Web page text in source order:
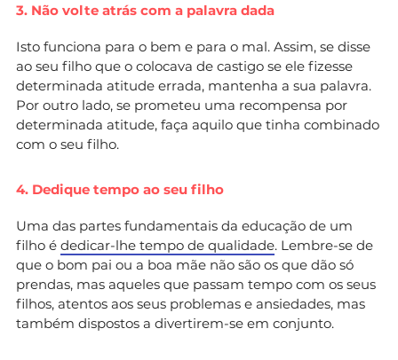
3. Não volte atrás com a palavra dada
Isto funciona para o bem e para o mal. Assim, se disse
ao seu filho que o colocava de castigo se ele fizesse
determinada atitude errada, mantenha a sua palavra.
Por outro lado, se prometeu uma recompensa por
determinada atitude, faça aquilo que tinha combinado
com o seu filho.
4. Dedique tempo ao seu filho
Uma das partes fundamentais da educação de um
filho é dedicar-lhe tempo de qualidade. Lembre-se de
que o bom pai ou a boa mãe não são os que dão só
prendas, mas aqueles que passam tempo com os seus
filhos, atentos aos seus problemas e ansiedades, mas
também dispostos a divertirem-se em conjunto.